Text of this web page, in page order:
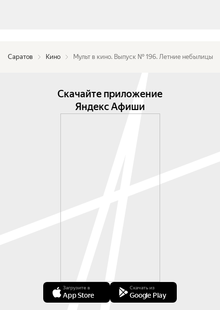
Саратов Кино Мульт в кино. Выпуск № 196. Летние небылицы
Скачайте приложение
Яндекс Афиши
Загрузите в
App Store
Скачать из
Google Play